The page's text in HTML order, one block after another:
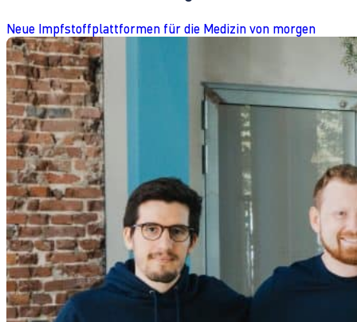
Neue Impfstoffplattformen für die Medizin von morgen